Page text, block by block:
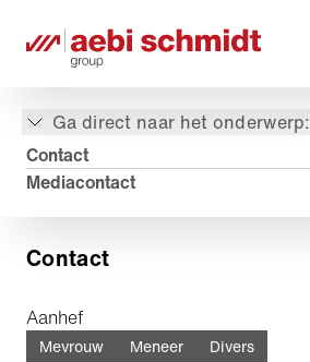
Ga direct naar het onderwerp:
Contact
Mediacontact
Contact
Aanhef
Mevrouw Meneer Divers